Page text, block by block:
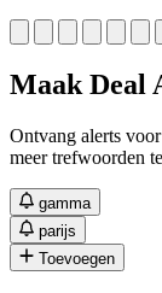
Maak Deal
Ontvang alerts
meer trefwoorden
gamma
parijs
Toevoegen